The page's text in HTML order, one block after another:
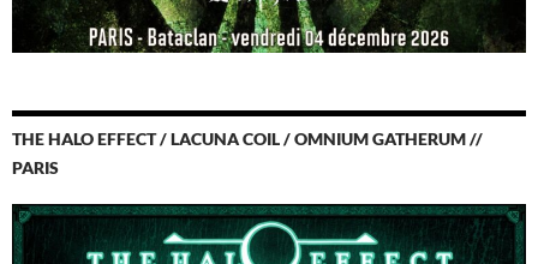
THE HALO EFFECT / LACUNA COIL / OMNIUM GATHERUM //
PARIS